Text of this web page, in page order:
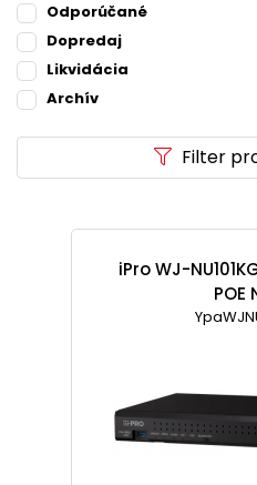
Odporúčané
Dopredaj
Likvidácia
Archív
Filter
iPro WJ-
POE